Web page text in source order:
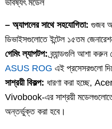
ভবিষ্যৎ মডেল
– অ্যাপলের সাথে সহযোগিতা: গুজব
ডিভাইসগুলোতে ইন্টেল ১৫তম
গেমিং ল্যাপটপ:ব্র্যান্ডগুলি আশা করুন
ASUS ROG এই প্রসেসরগুলো
সাশ্রয়ী বিকল্প: ধারণা করা হচ্ছে,
Vivobook-এর সাশ্রয়ী
অন্তর্ভুক্ত করা হবে।